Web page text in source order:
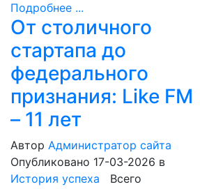
Подробнее ...
От столичного
стартапа до
федерального
признания: Like FM
– 11 лет
Автор Администратор сайта
Опубликовано 17-03-2026 в
История успеха Всего